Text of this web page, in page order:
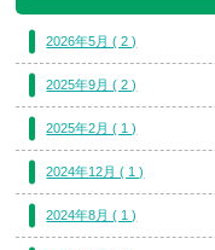
2026年5月 ( 2 )
2025年9月 ( 2 )
2025年2月 ( 1 )
2024年12月 ( 1 )
2024年8月 ( 1 )